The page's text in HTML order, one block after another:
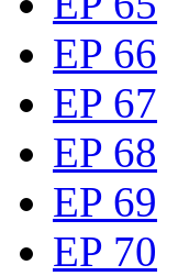
EP 66
EP 67
EP 68
EP 69
EP 70